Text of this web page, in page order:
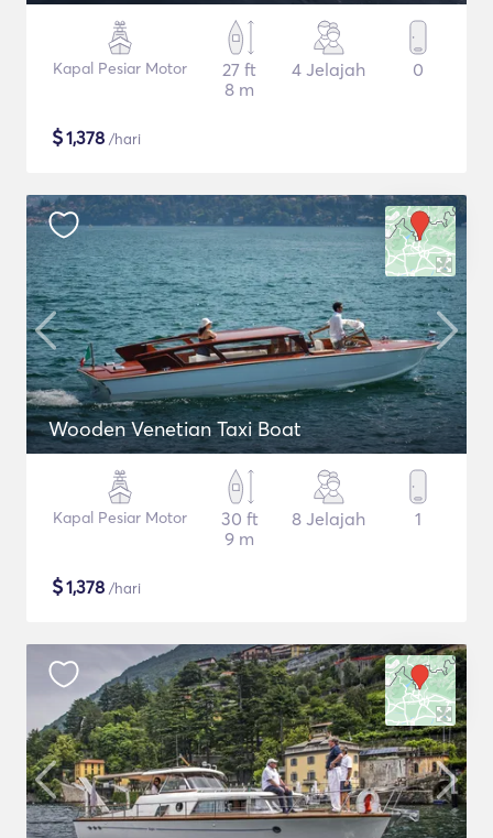
Kapal Pesiar Motor
27 ft
8 m
4 Jelajah 0
$1,378 /hari
Wooden Venetian Taxi Boat
Kapal Pesiar Motor
30 ft
9 m
8 Jelajah 1
$1,378 /hari